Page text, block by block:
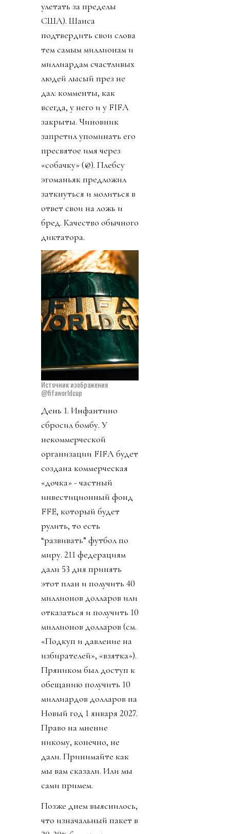
улетать за пределы
США). Шанса
подтвердить свои слова
тем самым миллионам и
миллиардам счастливых
людей лысый през не
дал: комменты, как
всегда, у него и у FIFA
закрыты. Чиновник
запретил упоминать его
пресвятое имя через
«собачку» (@). Плебсу
эгоманьяк предложил
заткнуться и молиться в
ответ свои на ложь и
бред. Качество обычного
диктатора.
Источник изображения
@fifaworldcup
День 1. Инфантино
сбросил бомбу. У
некоммерческой
организации FIFA будет
создана коммерческая
«дочка» - частный
инвестиционный фонд
FFE, который будет
рулить, то есть
“развивать” футбол по
миру. 211 федерациям
дали 53 дня принять
этот план и получить 40
миллионов долларов или
отказаться и получить 10
миллионов долларов (см.
«Подкуп и давление на
избирателей», «взятка»).
Пряником был доступ к
обещанию получить 10
миллиардов долларов на
Новый год 1 января 2027.
Право на мнение
никому, конечно, не
дали. Принимайте как
мы вам сказали. Или мы
сами примем.
Позже днем выяснилось,
что изначальный пакет в